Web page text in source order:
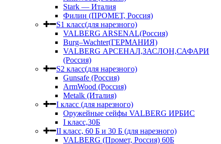
Stark — Италия
Филин (ПРОМЕТ, Россия)
S1 класс(для нарезного)
VALBERG ARSENAL(Россия)
Burg–Wachter(ГЕРМАНИЯ)
VALBERG АРСЕНАЛ,ЗАСЛОН,САФАРИ
(Россия)
S2 класс(для нарезного)
Gunsafe (Россия)
ArmWood (Россия)
Metalk (Италия)
I класс (для нарезного)
Оружейные сейфы VALBERG ИРБИС
I класс,30Б
II класс, 60 Б и 30 Б (для нарезного)
VALBERG (Промет, Россия) 60Б